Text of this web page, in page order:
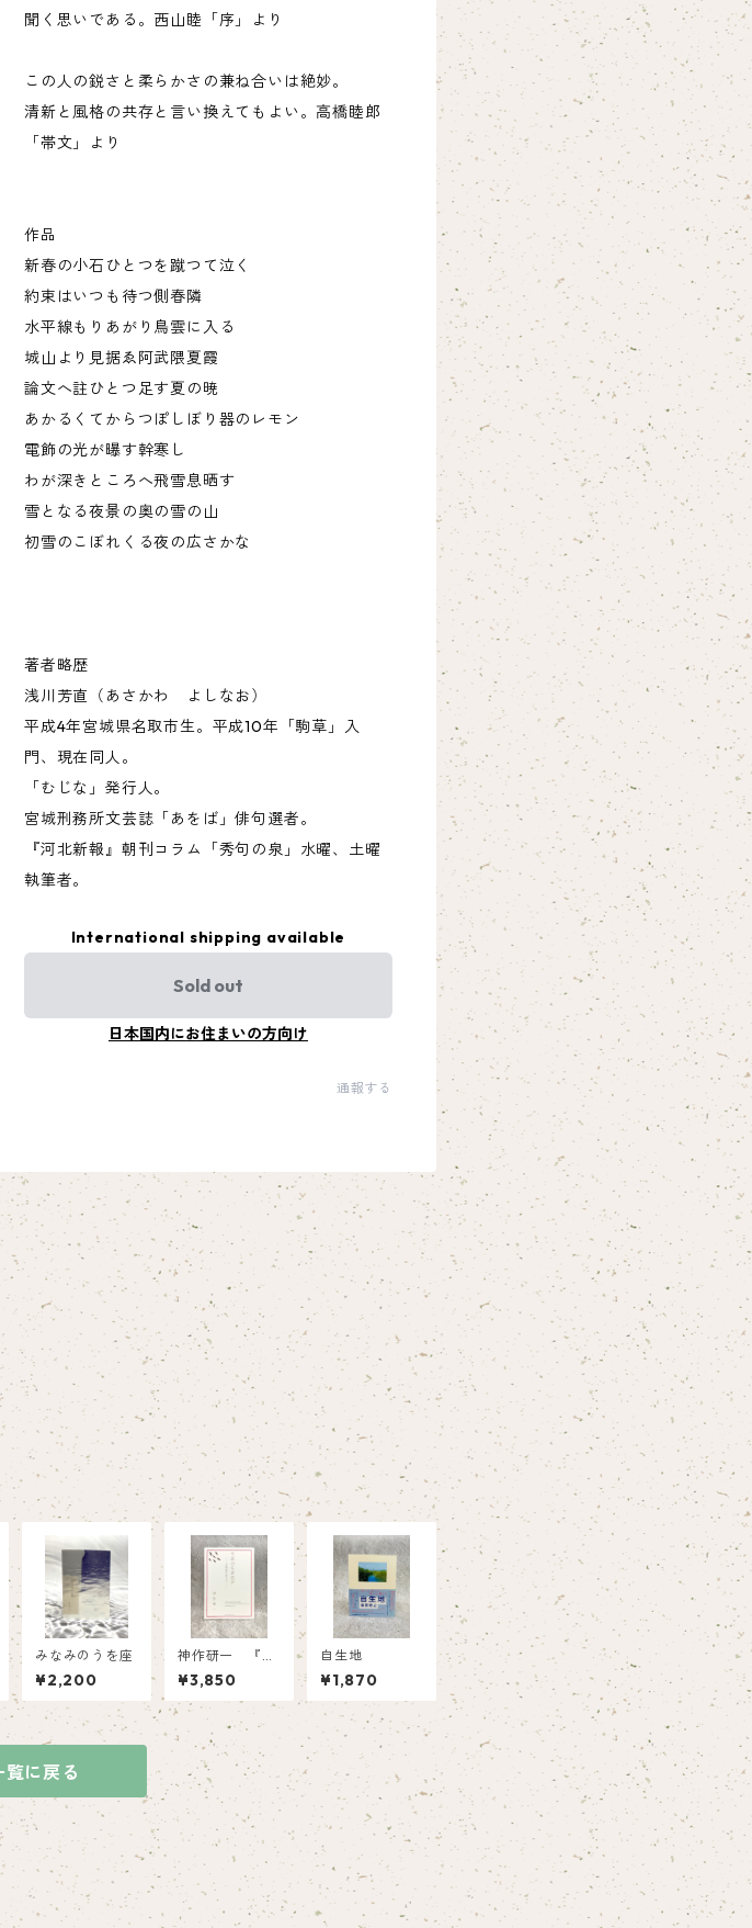
聞く思いである。西山睦「序」より
この人の鋭さと柔らかさの兼ね合いは絶妙。
清新と風格の共存と言い換えてもよい。高橋睦郎
「帯文」より
作品
新春の小石ひとつを蹴つて泣く
約束はいつも待つ側春隣
水平線もりあがり鳥雲に入る
城山より見据ゑ阿武隈夏霞
論文へ註ひとつ足す夏の暁
あかるくてからつぽしぼり器のレモン
電飾の光が曝す幹寒し
わが深きところへ飛雪息晒す
雪となる夜景の奥の雪の山
初雪のこぼれくる夜の広さかな
著者略歴
浅川芳直（あさかわ よしなお）
平成4年宮城県名取市生。平成10年「駒草」入
門、現在同人。
「むじな」発行人。
宮城刑務所文芸誌「あをば」俳句選者。
『河北新報』朝刊コラム「秀句の泉」水曜、土曜
執筆者。
International shipping available
Sold out
日本国内にお住まいの方向け
通報する
みなみのうを座
¥2,200
神作研一 『て
のひらの江戸―
―古典籍を旅す
る』
¥3,850
自生地
¥1,870
覧に戻る